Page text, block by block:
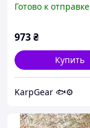
Готово к отправке
973₴
Купить
KarpGear 🐟⚙️